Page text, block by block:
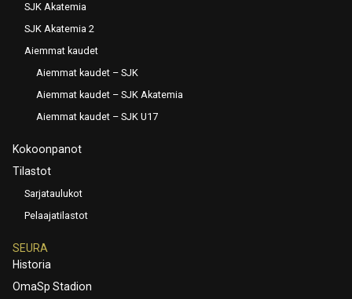
SJK Akatemia
SJK Akatemia 2
Aiemmat kaudet
Aiemmat kaudet – SJK
Aiemmat kaudet – SJK Akatemia
Aiemmat kaudet – SJK U17
Kokoonpanot
Tilastot
Sarjataulukot
Pelaajatilastot
SEURA
Historia
OmaSp Stadion